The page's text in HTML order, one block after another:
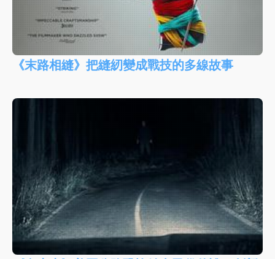
《末路相縫》把縫紉變成戰技的多線故事